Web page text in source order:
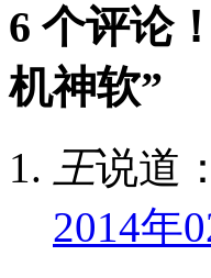
6 个评论
机神软”
王说道：
2014年